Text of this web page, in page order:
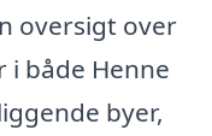
oversigt over
både Henne
byer,